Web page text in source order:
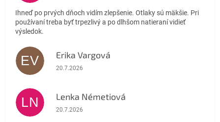
Ihneď po prvých dňoch vidím zlepšenie. Otlaky sú mäkšie. Pri
používaní treba byť trpezlivý a po dlhšom natieraní vidieť
výsledok.
EV Erika Vargová
Hodnotenie obchodu je 5 z 5 hviezdičiek.
20.7.2026
LN Lenka Németiová
Hodnotenie obchodu je 5 z 5 hviezdičiek.
20.7.2026